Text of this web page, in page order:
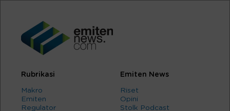
Rubrikasi
Makro
Emiten
Regulator
Emiten News
Riset
Opini
Stolk Podcast